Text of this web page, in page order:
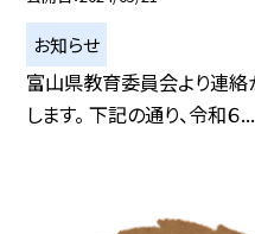
お知らせ
富山県教育委員会より連絡
します。 下記の通り、令和６...